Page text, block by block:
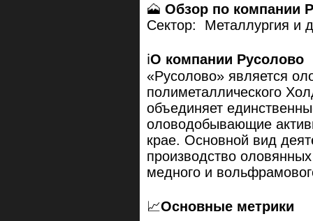
🗻 Обзор по компании
Сектор: Металлургия и
ℹ️О компании Русолово
«Русолово» является
полиметаллического
объединяет
оловодобывающие
крае. Основной вид
производство
медного и
📈Основные метрики